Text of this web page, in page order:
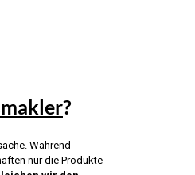
?
Während
nur die Produkte